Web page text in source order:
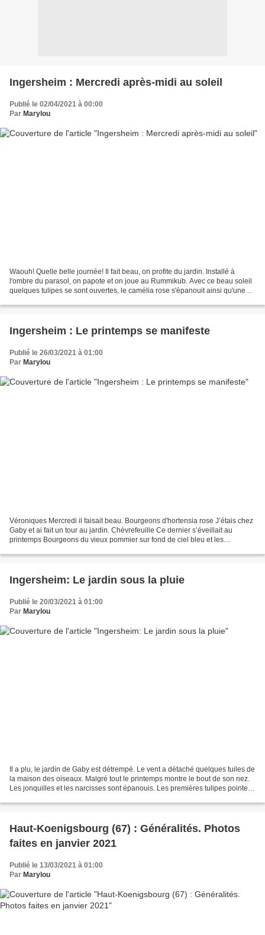
Ingersheim : Mercredi après-midi au soleil
Publié le 02/04/2021 à 00:00
Par Marylou
Waouh! Quelle belle journée! Il fait beau, on profite du jardin. Installé à
l'ombre du parasol, on papote et on joue au Rummikub. Avec ce beau soleil
quelques tulipes se sont ouvertes, le camélia rose s'épanouit ainsi qu'une
Ingersheim : Le printemps se manifeste
Publié le 26/03/2021 à 01:00
Par Marylou
Véroniques Mercredi il faisait beau. Bourgeons d'hortensia rose J’étais chez
Gaby et ai fait un tour au jardin. Chèvrefeuille Ce dernier s’éveillait au
printemps Bourgeons du vieux pommier sur fond de ciel bleu et les
Ingersheim: Le jardin sous la pluie
Publié le 20/03/2021 à 01:00
Par Marylou
Il a plu, le jardin de Gaby est détrempé. Le vent a détaché quelques tuiles de
la maison des oiseaux. Malgré tout le printemps montre le bout de son nez.
Les jonquilles et les narcisses sont épanouis. Les premières tulipes pointent,
Haut-Koenigsbourg (67) : Généralités. Photos
faites en janvier 2021
Publié le 13/03/2021 à 01:00
Par Marylou